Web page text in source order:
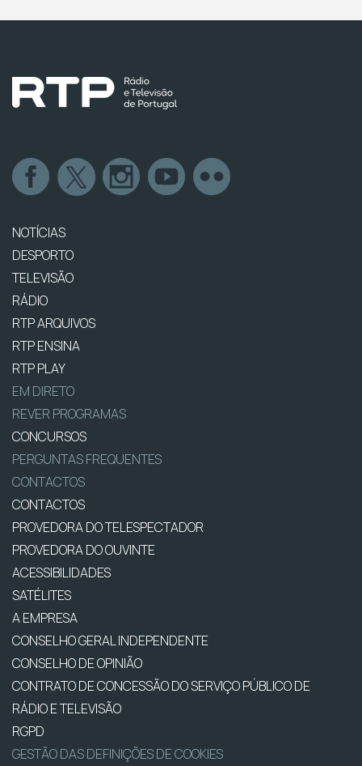
NOTÍCIAS
DESPORTO
TELEVISÃO
RÁDIO
RTP ARQUIVOS
RTP ENSINA
RTP PLAY
EM DIRETO
REVER PROGRAMAS
CONCURSOS
PERGUNTAS FREQUENTES
CONTACTOS
CONTACTOS
PROVEDORA DO TELESPECTADOR
PROVEDORA DO OUVINTE
ACESSIBILIDADES
SATÉLITES
A EMPRESA
CONSELHO GERAL INDEPENDENTE
CONSELHO DE OPINIÃO
CONTRATO DE CONCESSÃO DO SERVIÇO PÚBLICO DE
RÁDIO E TELEVISÃO
RGPD
GESTÃO DAS DEFINIÇÕES DE COOKIES